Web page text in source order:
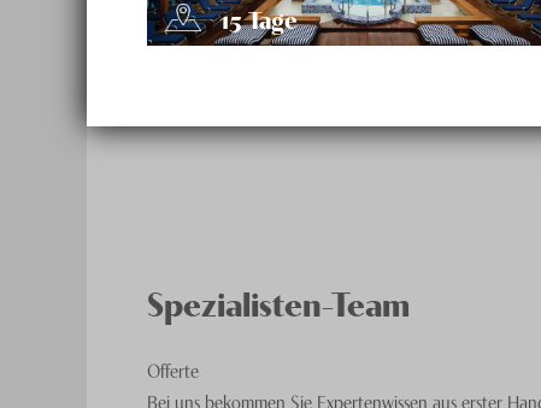
15Tage
Spezialisten-Team
Offerte
Bei uns bekommen Sie Expertenwissen aus erster